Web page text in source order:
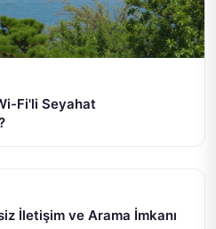
Fi'li Seyahat
İletişim ve Arama İmkanı